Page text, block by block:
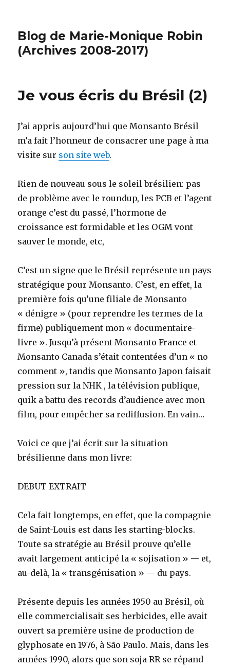
Blog de Marie-Monique Robin
(Archives 2008-2017)
Je vous écris du Brésil (2)
J’ai appris aujourd’hui que Monsanto Brésil
m’a fait l’honneur de consacrer une page à ma
visite sur son site web.
Rien de nouveau sous le soleil brésilien: pas
de problème avec le roundup, les PCB et l’agent
orange c’est du passé, l’hormone de
croissance est formidable et les OGM vont
sauver le monde, etc,
C’est un signe que le Brésil représente un pays
stratégique pour Monsanto. C’est, en effet, la
première fois qu’une filiale de Monsanto
« dénigre » (pour reprendre les termes de la
firme) publiquement mon « documentaire-
livre ». Jusqu’à présent Monsanto France et
Monsanto Canada s’était contentées d’un « no
comment », tandis que Monsanto Japon faisait
pression sur la NHK , la télévision publique,
quik a battu des records d’audience avec mon
film, pour empêcher sa rediffusion. En vain…
Voici ce que j’ai écrit sur la situation
brésilienne dans mon livre:
DEBUT EXTRAIT
Cela fait longtemps, en effet, que la compagnie
de Saint-Louis est dans les starting-blocks.
Toute sa stratégie au Brésil prouve qu’elle
avait largement anticipé la « sojisation » — et,
au-delà, la « transgénisation » — du pays.
Présente depuis les années 1950 au Brésil, où
elle commercialisait ses herbicides, elle avait
ouvert sa première usine de production de
glyphosate en 1976, à São Paulo. Mais, dans les
années 1990, alors que son soja RR se répand